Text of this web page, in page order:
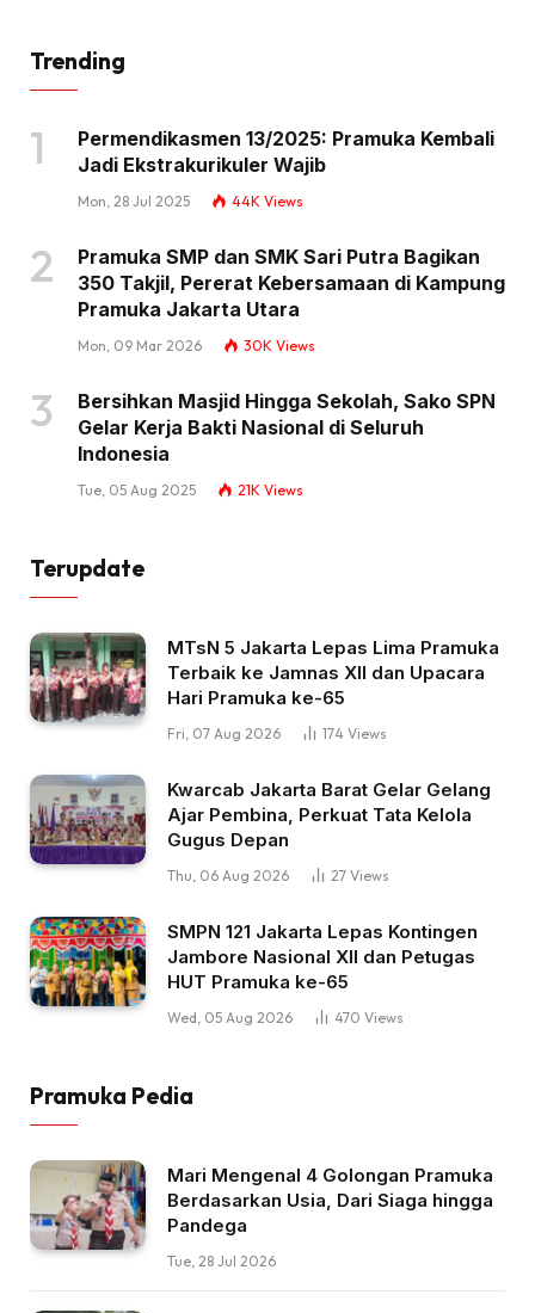
Trending
Permendikasmen 13/2025: Pramuka Kembali
Jadi Ekstrakurikuler Wajib
Mon, 28 Jul 2025 44K Views
Pramuka SMP dan SMK Sari Putra Bagikan
350 Takjil, Pererat Kebersamaan di Kampung
Pramuka Jakarta Utara
Mon, 09 Mar 2026 30K Views
Bersihkan Masjid Hingga Sekolah, Sako SPN
Gelar Kerja Bakti Nasional di Seluruh
Indonesia
Tue, 05 Aug 2025 21K Views
Terupdate
MTsN 5 Jakarta Lepas Lima Pramuka
Terbaik ke Jamnas XII dan Upacara
Hari Pramuka ke-65
Fri, 07 Aug 2026 174 Views
Kwarcab Jakarta Barat Gelar Gelang
Ajar Pembina, Perkuat Tata Kelola
Gugus Depan
Thu, 06 Aug 2026 27 Views
SMPN 121 Jakarta Lepas Kontingen
Jambore Nasional XII dan Petugas
HUT Pramuka ke-65
Wed, 05 Aug 2026 470 Views
Pramuka Pedia
Mari Mengenal 4 Golongan Pramuka
Berdasarkan Usia, Dari Siaga hingga
Pandega
Tue, 28 Jul 2026